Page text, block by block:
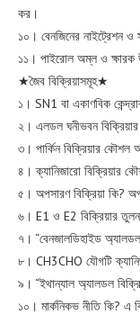
কর।
১০। বেনজিনের নাইট্রেশন ও
১১। পাইরোল অম্ল ও ক্ষারক
★জৈব বিক্রিয়াসমূহ★
১। SN1 বা একাণবিক
২। এলডল ঘনীভবন
৩। পার্কিন বিক্রিয়ার
৪। ক্যানিজারো বিক্রিয়ার
৫। অপসারণ বিক্রিয়া কি?
৬। E1 ও E2 বিক্রিয়ার
৭। “বেনজালডিহাইড অ্যালডল
৮। CH3CHO যৌগটি
৯। “ইথান্যাল অ্যালডল
১০। মার্কনিকভ নীতি কি? এ